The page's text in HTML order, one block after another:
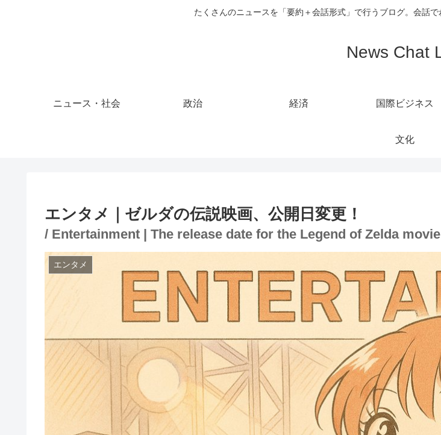
たくさんのニュースを「要約＋会話形式」で行うブログ。会話
News Chat
ニュース・社会 政治 経済 国際ビジネス
文化
エンタメ｜ゼルダの伝説映画、公開日変更！
/ Entertainment | The release date for the Legend of Zelda
エンタメ